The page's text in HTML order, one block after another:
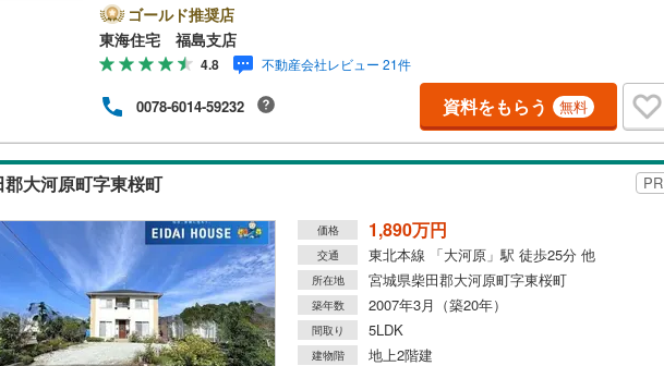
県出身スタッフが中心で、地元を熟知した暮らし目線のご提案が強み。Google
口コミでも 4.7の高評価をいただいています！実際のお客様の声も、ぜひ参考に
なさってください。＼住宅ローンのご相談は無料です！/「通るかな…？」と不
安な段階でも大丈夫です。自己資金が少ない方のご相談実績もあります。無理
な営業はいたしません。ライフプランシミュレーションも無料で、将来のこと
を一緒にゆっくり考えます！ 小さなお子様連れも大歓迎です！店内にはキッズ
スペースをご用意しております。おむつ替えやミルクのお湯なども対応可能で
す。泣いてしまっても大丈夫ですので、安心してご来店くださいね。ご相談だ
けでも大歓迎です！迷っている今だからこそ、ぜひ一度お話ししてみません
ゴールド推奨店
東海住宅 福島支店
4.8 不動産会社レビュー 21件
0078-6014-59232 資料をもらう 無料
郡大河原町字東桜町 PR
価格 1,890万円
交通 東北本線 「大河原」駅 徒歩25分 他
所在地 宮城県柴田郡大河原町字東桜町
築年数 2007年3月（築20年）
間取り 5LDK
建物階 地上2階建